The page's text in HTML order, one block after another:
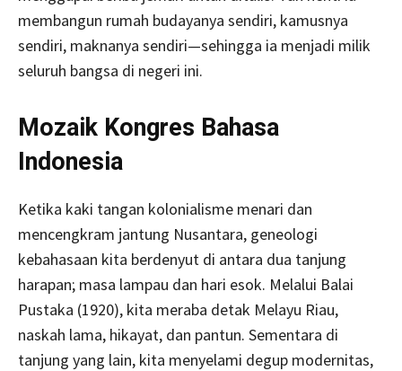
membangun rumah budayanya sendiri, kamusnya
sendiri, maknanya sendiri—sehingga ia menjadi milik
seluruh bangsa di negeri ini.
Mozaik Kongres Bahasa
Indonesia
Ketika kaki tangan kolonialisme menari dan
mencengkram jantung Nusantara, geneologi
kebahasaan kita berdenyut di antara dua tanjung
harapan; masa lampau dan hari esok. Melalui Balai
Pustaka (1920), kita meraba detak Melayu Riau,
naskah lama, hikayat, dan pantun. Sementara di
tanjung yang lain, kita menyelami degup modernitas,